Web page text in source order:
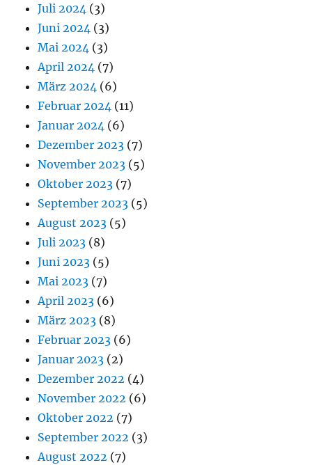
Juli 2024 (3)
Juni 2024 (3)
Mai 2024 (3)
April 2024 (7)
März 2024 (6)
Februar 2024 (11)
Januar 2024 (6)
Dezember 2023 (7)
November 2023 (5)
Oktober 2023 (7)
September 2023 (5)
August 2023 (5)
Juli 2023 (8)
Juni 2023 (5)
Mai 2023 (7)
April 2023 (6)
März 2023 (8)
Februar 2023 (6)
Januar 2023 (2)
Dezember 2022 (4)
November 2022 (6)
Oktober 2022 (7)
September 2022 (3)
August 2022 (7)